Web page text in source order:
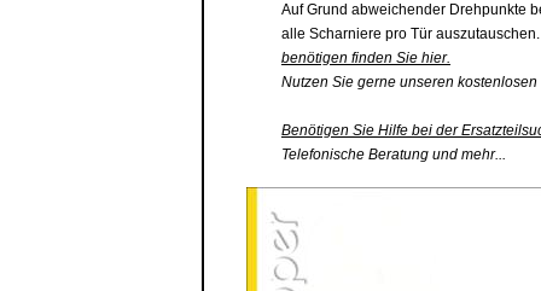
Auf Grund abweichender Drehpunkte
alle Scharniere pro Tür
benötigen finden Sie hier.
Nutzen Sie gerne unseren
Benötigen Sie Hilfe bei der
Telefonische Beratung und mehr...